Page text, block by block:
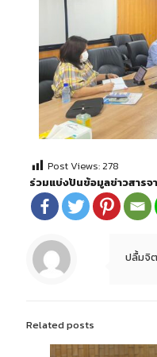
Post Views:278
ร่วมแบ่งปันข้อมูลข่าวสาร
ปลื้มจิต
Related posts